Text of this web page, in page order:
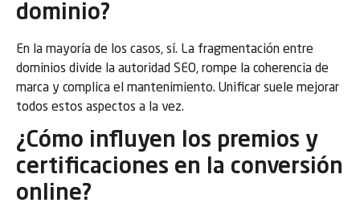
dominio?
En la mayoría de los casos, sí. La fragmentación entre
dominios divide la autoridad SEO, rompe la coherencia de
marca y complica el mantenimiento. Unificar suele mejorar
todos estos aspectos a la vez.
¿Cómo influyen los premios y
certificaciones en la conversión
online?